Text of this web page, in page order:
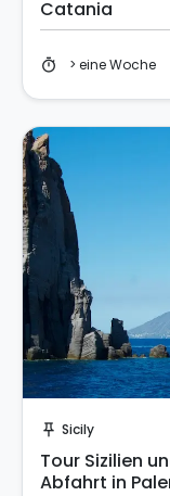
Catania
timer > eine Woche
push_pin Sicily
Tour Sizilien
Abfahrt in